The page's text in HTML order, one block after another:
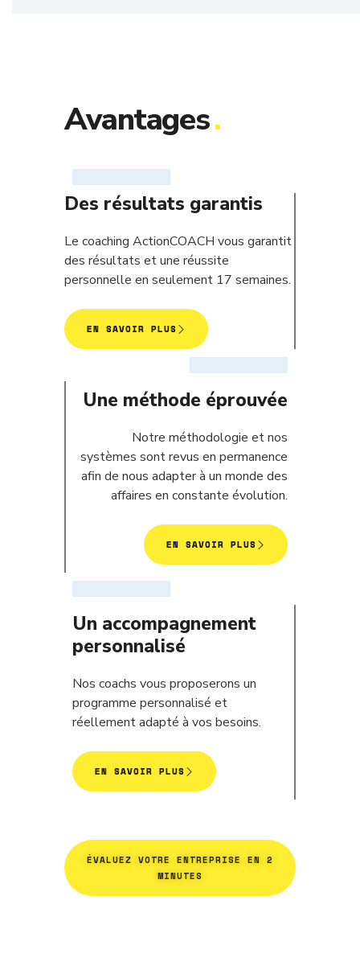
Avantages.
Des résultats garantis
Le coaching ActionCOACH vous garantit
des résultats et une réussite
personnelle en seulement 17 semaines.
EN SAVOIR PLUS
Une méthode éprouvée
Notre méthodologie et nos
systèmes sont revus en permanence
afin de nous adapter à un monde des
affaires en constante évolution.
EN SAVOIR PLUS
Un accompagnement
personnalisé
Nos coachs vous proposerons un
programme personnalisé et
réellement adapté à vos besoins.
EN SAVOIR PLUS
ÉVALUEZ VOTRE ENTREPRISE EN 2
MINUTES